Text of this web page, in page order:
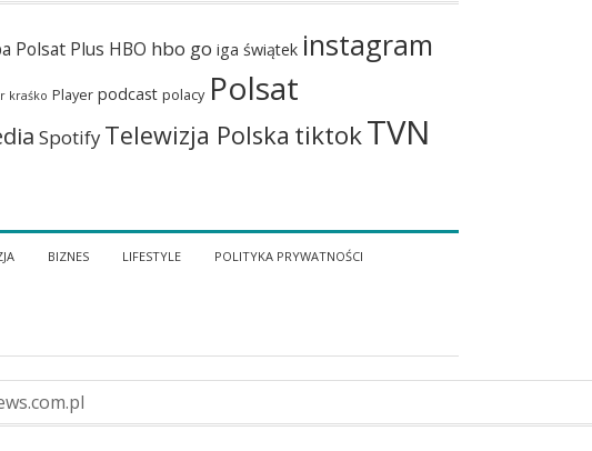
Polsat Plus HBO hbo go iga świątek instagram
kraśko Player podcast polacy Polsat
Spotify Telewizja Polska tiktokTVN
BIZNES LIFESTYLE POLITYKA PRYWATNOŚCI